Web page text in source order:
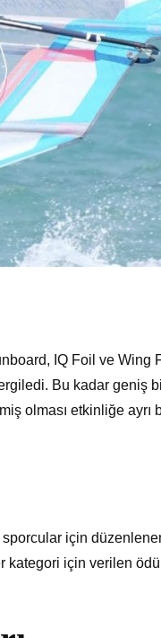
IQ Foil ve Wing
Bu kadar geniş
olması etkinliğe ayrı
için
kategori için verilen